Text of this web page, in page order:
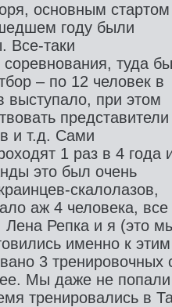
основным стартом
году были
Все-таки
туда
– по 12 человек в
выступало, при этом
представители
и т.д. Сами
1 раз в 4 года
это был очень
скалолазов,
аж 4 человека,
Репка и я (это
именно к
3 тренировочных
Мы даже не
тренировались в